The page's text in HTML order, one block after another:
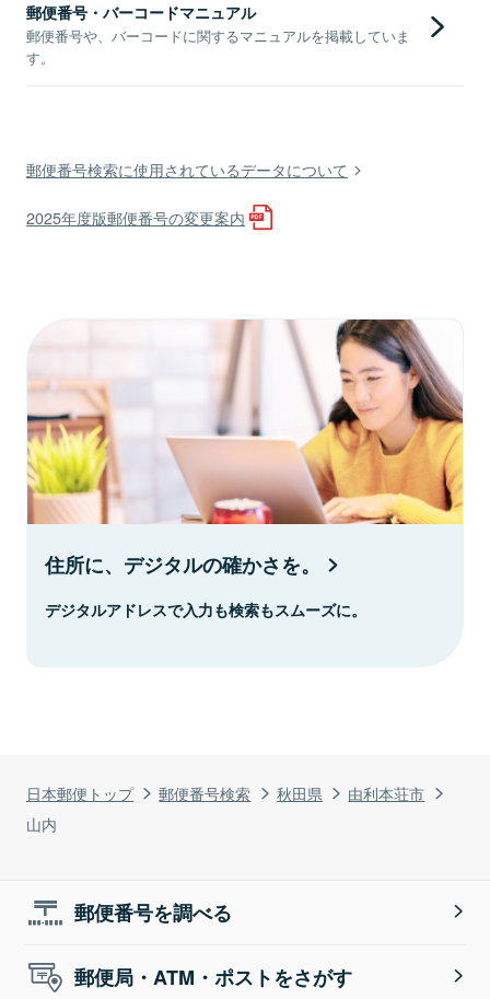
日本郵便トップ 郵便番号検索 秋田県
由利本荘市
山内
郵便番号・バーコードマニュアル
郵便番号や、バーコードに関するマニュアルを掲載していま
す。
郵便番号検索に使用されているデータについて
2025年度版郵便番号の変更案内
住所に、デジタルの確かさを。
デジタルアドレスで入力も検索もスムーズに。
郵便番号を調べる
郵便局・ATM・ポストをさがす